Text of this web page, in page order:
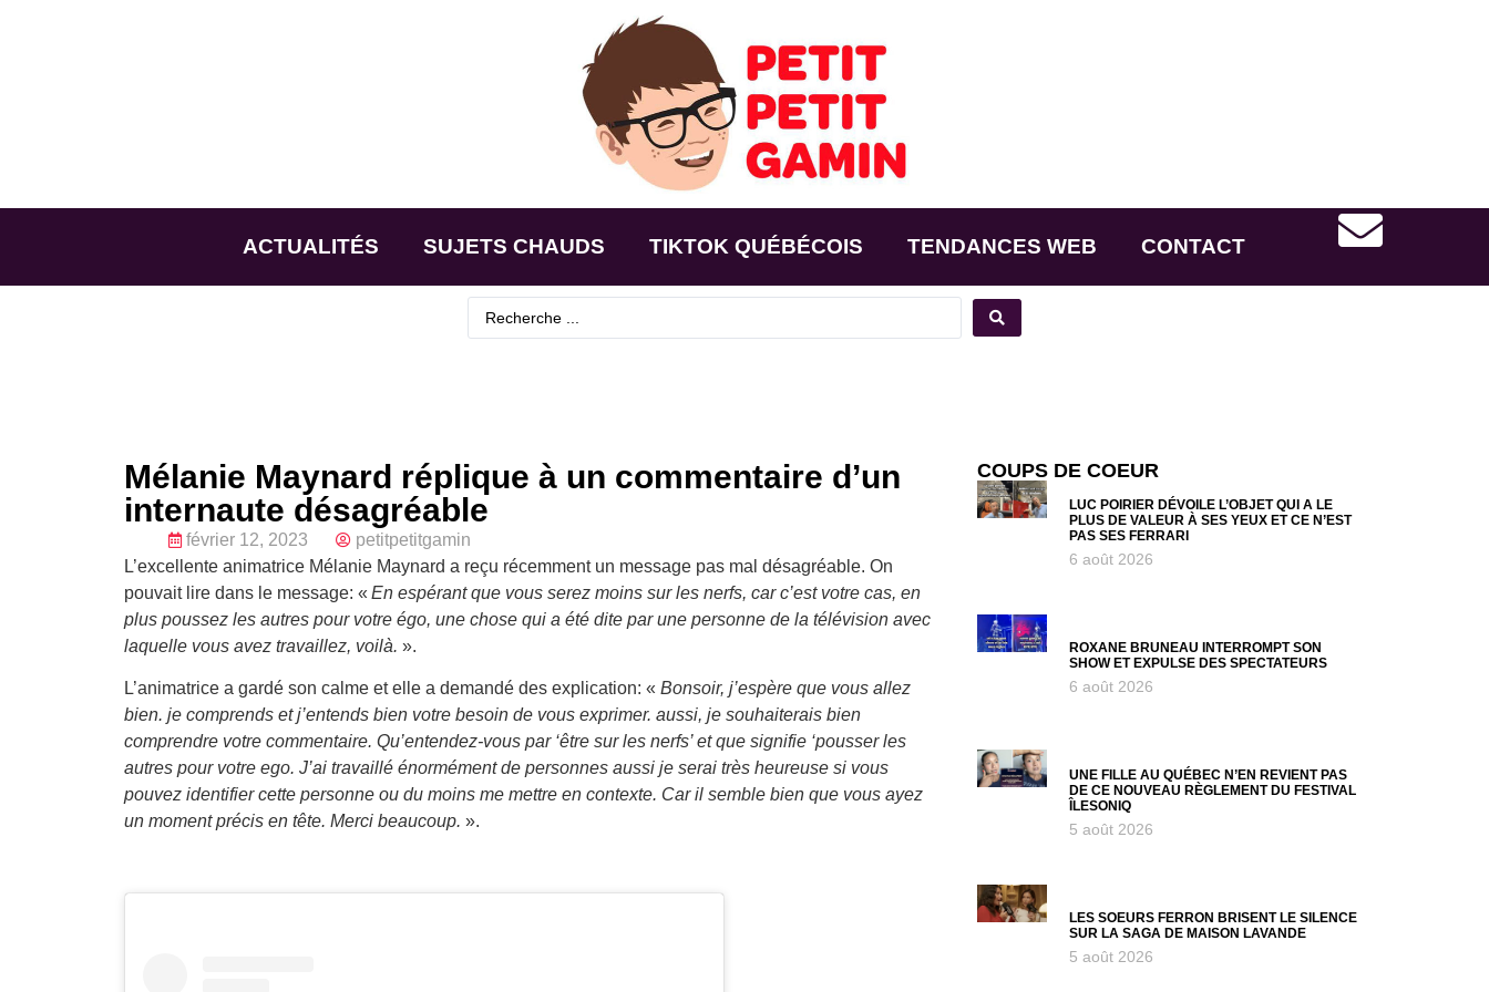
ACTUALITÉS SUJETS CHAUDS TIKTOK QUÉBÉCOIS TENDANCES WEB CONTACT
Mélanie Maynard réplique à un commentaire d’un
internaute désagréable
février 12, 2023
petitpetitgamin
L’excellente animatrice Mélanie Maynard a reçu récemment un message pas mal désagréable. On
pouvait lire dans le message: « En espérant que vous serez moins sur les nerfs, car c’est votre cas, en
plus poussez les autres pour votre égo, une chose qui a été dite par une personne de la télévision avec
laquelle vous avez travaillez, voilà. ».
L’animatrice a gardé son calme et elle a demandé des explication: « Bonsoir, j’espère que vous allez
bien. je comprends et j’entends bien votre besoin de vous exprimer. aussi, je souhaiterais bien
comprendre votre commentaire. Qu’entendez-vous par ‘être sur les nerfs’ et que signifie ‘pousser les
autres pour votre ego. J’ai travaillé énormément de personnes aussi je serai très heureuse si vous
pouvez identifier cette personne ou du moins me mettre en contexte. Car il semble bien que vous ayez
un moment précis en tête. Merci beaucoup. ».
COUPS DE COEUR
LUC POIRIER DÉVOILE L’OBJET QUI A LE
PLUS DE VALEUR À SES YEUX ET CE N’EST
PAS SES FERRARI
6 août 2026
ROXANE BRUNEAU INTERROMPT SON
SHOW ET EXPULSE DES SPECTATEURS
6 août 2026
UNE FILLE AU QUÉBEC N’EN REVIENT PAS
DE CE NOUVEAU RÈGLEMENT DU FESTIVAL
ÎLESONIQ
5 août 2026
LES SOEURS FERRON BRISENT LE SILENCE
SUR LA SAGA DE MAISON LAVANDE
5 août 2026